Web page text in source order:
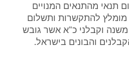
תנאי מהתנאים המנויים
מומלץ להתקשרות ותשלום
וקבלני כ"א אשר גובש
והבונים בישראל.